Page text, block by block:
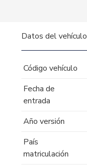
Datos del vehículo
Código vehículo
Fecha de
entrada
Año versión
País
matriculación